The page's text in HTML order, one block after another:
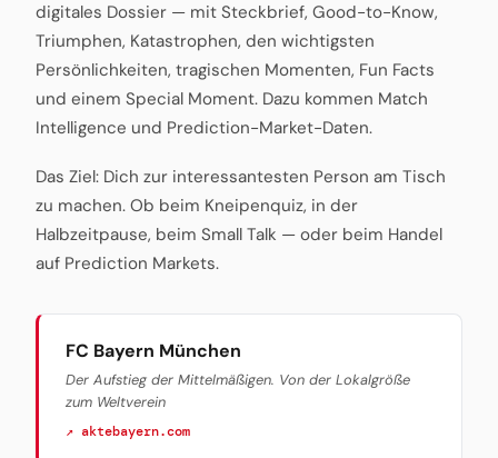
digitales Dossier — mit Steckbrief, Good-to-Know,
Triumphen, Katastrophen, den wichtigsten
Persönlichkeiten, tragischen Momenten, Fun Facts
und einem Special Moment. Dazu kommen Match
Intelligence und Prediction-Market-Daten.
Das Ziel: Dich zur interessantesten Person am Tisch
zu machen. Ob beim Kneipenquiz, in der
Halbzeitpause, beim Small Talk — oder beim Handel
auf Prediction Markets.
FC Bayern München
Der Aufstieg der Mittelmäßigen. Von der Lokalgröße
zum Weltverein
↗ aktebayern.com